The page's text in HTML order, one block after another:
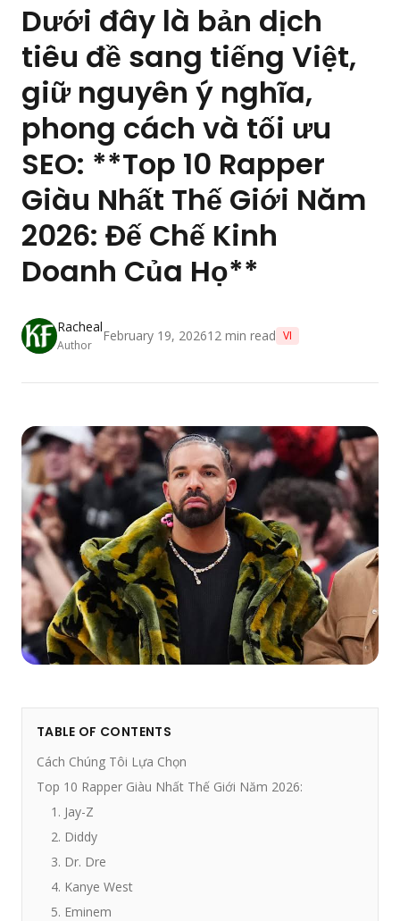
Dưới đây là bản dịch
tiêu đề sang tiếng Việt,
giữ nguyên ý nghĩa,
phong cách và tối ưu
SEO: **Top 10 Rapper
Giàu Nhất Thế Giới Năm
2026: Đế Chế Kinh
Doanh Của Họ**
Racheal
Author
February 19, 202612 min read VI
TABLE OF CONTENTS
Cách Chúng Tôi Lựa Chọn
Top 10 Rapper Giàu Nhất Thế Giới Năm 2026:
1. Jay-Z
2. Diddy
3. Dr. Dre
4. Kanye West
5. Eminem